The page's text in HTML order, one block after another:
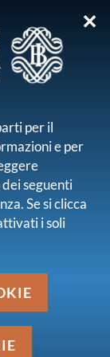
2796
n. 27 del 14
registri
✕
per il
e per
seguenti
Se si clicca
i soli